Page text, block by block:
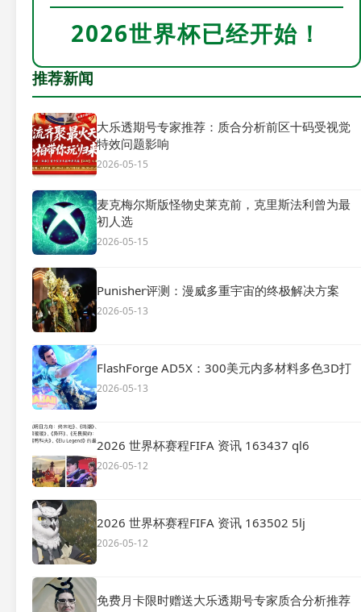
2026世界杯已经开始！
推荐新闻
大乐透期号专家推荐：质合分析前区十码受视觉
特效问题影响
2026-05-15
麦克梅尔斯版怪物史莱克前，克里斯法利曾为最
初人选
2026-05-15
Punisher评测：漫威多重宇宙的终极解决方案
2026-05-13
FlashForge AD5X：300美元内多材料多色3D打
2026-05-13
2026 世界杯赛程FIFA 资讯 163437 ql6
2026-05-12
2026 世界杯赛程FIFA 资讯 163502 5lj
2026-05-12
免费月卡限时赠送大乐透期号专家质合分析推荐